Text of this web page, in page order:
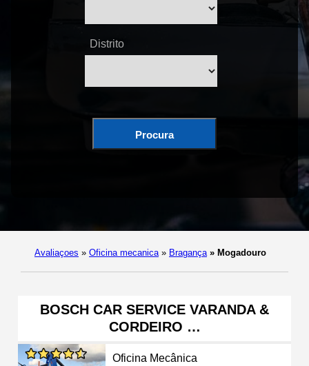
Distrito
Procura
Avaliaçoes » Oficina mecanica » Bragança » Mogadouro
BOSCH CAR SERVICE VARANDA &
CORDEIRO …
Oficina Mecânica